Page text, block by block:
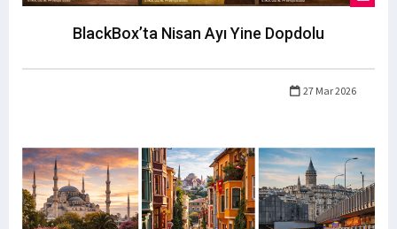
BlackBox’ta Nisan Ayı Yine Dopdolu
27 Mar 2026